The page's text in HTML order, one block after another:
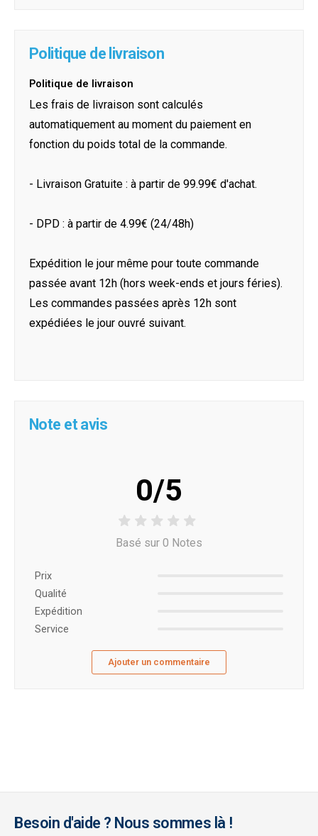
Politique de livraison
Politique de livraison
Les frais de livraison sont calculés
automatiquement au moment du paiement en
fonction du poids total de la commande.
- Livraison Gratuite : à partir de 99.99€ d'achat.
- DPD : à partir de 4.99€ (24/48h)
Expédition le jour même pour toute commande
passée avant 12h (hors week-ends et jours féries).
Les commandes passées après 12h sont
expédiées le jour ouvré suivant.
Note et avis
0/5
Basé sur 0 Notes
Prix ​​
Qualité
Expédition
Service
Ajouter un commentaire
Besoin d'aide ? Nous sommes là !